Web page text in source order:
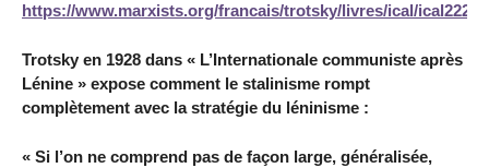
https://www.marxists.org/francais/trotsky/livres/ical/
Trotsky en 1928 dans « L’Internationale communiste après
Lénine » expose comment le stalinisme rompt
complètement avec la stratégie du léninisme :
« Si l’on ne comprend pas de façon large, généralisée,